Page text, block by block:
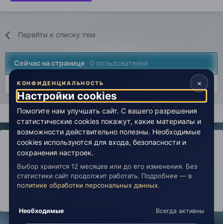
Перейти к списку тем
Сейчас на странице 0 пользователей
Нет пользователей, просматривающих эту страницу.
Главная Авторские вселенные Взгляд на Человека
IPS ThemebyIPSFocus
Политика конфиденциальности
Обратная связь
Настройки cookies
copyright © 2026 Живая Эзотерика
×
КОНФИДЕНЦИАЛЬНОСТЬ
Настройки cookies
Помогите нам улучшать сайт. С вашего разрешения
статистические cookies покажут, какие материалы и
возможности действительно полезны. Необходимые
cookies используются для входа, безопасности и
сохранения настроек.
Выбор хранится 12 месяцев или до его изменения. Без
статистики сайт продолжит работать. Подробнее — в
политике обработки персональных данных.
Необходимые Всегда активны